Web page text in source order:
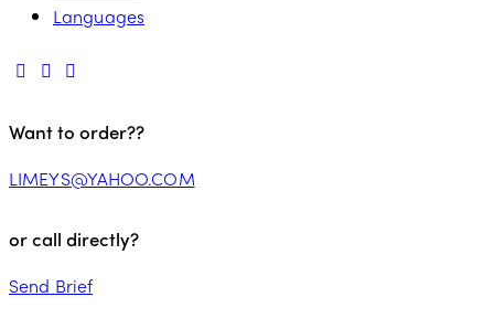
Languages
Want to order??
LIMEYS@YAHOO.COM
or call directly?
Send Brief